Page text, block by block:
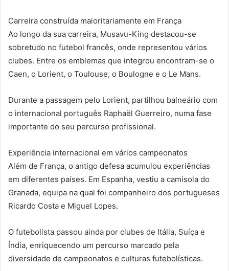
Carreira construída maioritariamente em França
Ao longo da sua carreira, Musavu-King destacou-se
sobretudo no futebol francês, onde representou vários
clubes. Entre os emblemas que integrou encontram-se o
Caen, o Lorient, o Toulouse, o Boulogne e o Le Mans.
Durante a passagem pelo Lorient, partilhou balneário com
o internacional português Raphaël Guerreiro, numa fase
importante do seu percurso profissional.
Experiência internacional em vários campeonatos
Além de França, o antigo defesa acumulou experiências
em diferentes países. Em Espanha, vestiu a camisola do
Granada, equipa na qual foi companheiro dos portugueses
Ricardo Costa e Miguel Lopes.
O futebolista passou ainda por clubes de Itália, Suíça e
Índia, enriquecendo um percurso marcado pela
diversidade de campeonatos e culturas futebolísticas.